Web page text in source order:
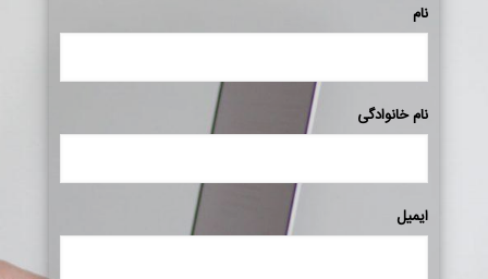
نام
نام خانوادگی
ایمیل